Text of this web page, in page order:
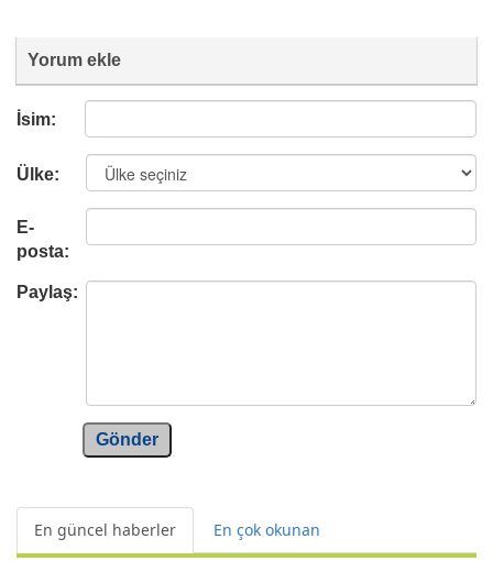
Yorum ekle
İsim:
Ülke:
E-
posta:
Paylaş:
Gönder
En güncel haberler En çok okunan